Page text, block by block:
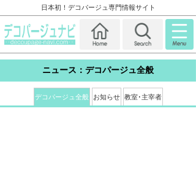
日本初！デコパージュ専門情報サイト
ニュース： デコパージュ全般
デコパージュ全般 お知らせ 教室･主宰者